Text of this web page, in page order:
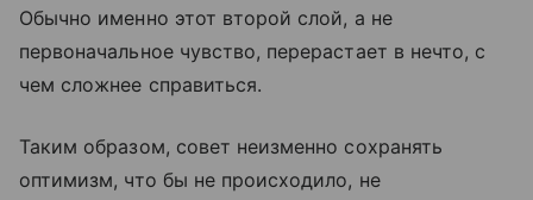
Обычно именно этот второй слой, а не
первоначальное чувство, перерастает в нечто, с
чем сложнее справиться.
Таким образом, совет неизменно сохранять
оптимизм, что бы не происходило, не